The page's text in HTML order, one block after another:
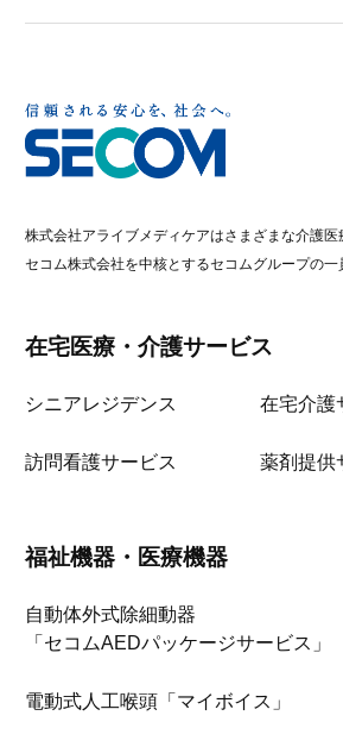
株式会社アライブメディケアはさまざまな介護医
セコム株式会社を中核とするセコムグループの一
在宅医療・介護サービス
シニアレジデンス 在宅介護
訪問看護サービス 薬剤提供
福祉機器・医療機器
自動体外式除細動器
「セコムAEDパッケージサービス」
電動式人工喉頭「マイボイス」